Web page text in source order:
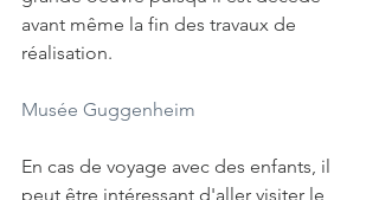
avant même la fin des travaux de
réalisation.
Musée Guggenheim
En cas de voyage avec des enfants, il
peut être intéressant d'aller visiter le